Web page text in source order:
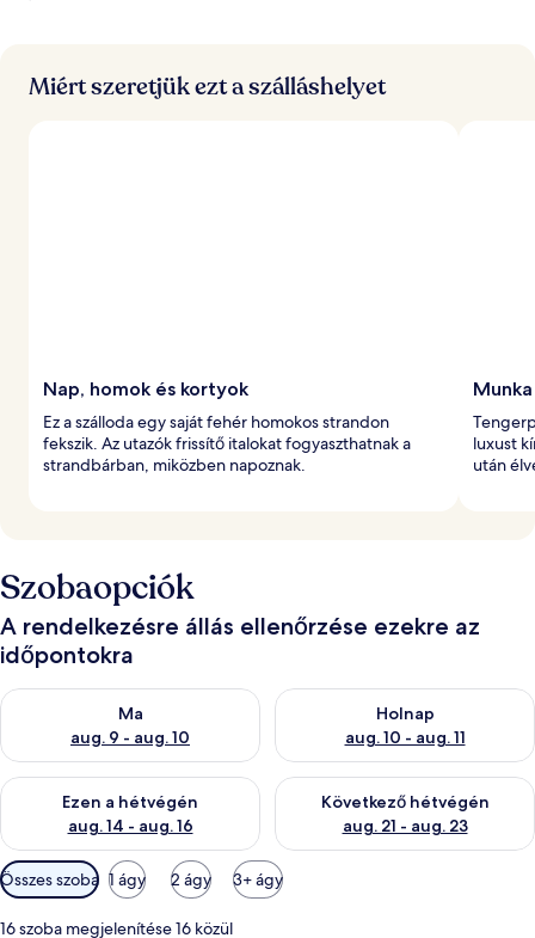
Miért szeretjük ezt a szálláshelyet
Nap, homok és kortyok
Ez a szálloda egy saját fehér homokos strandon
fekszik. Az utazók frissítő italokat fogyaszthatnak a
strandbárban, miközben napoznak.
luxust
után
Szobaopciók
A rendelkezésre állás ellenőrzése ezekre az
időpontokra
Ma
aug. 9 - aug. 10
A ma esti rendelkezésre állás ellenőrzése: aug. 9 - aug. 10
Holnap
aug. 10 - aug. 11
A holnapi rendelkezésre állás
Ezen a hétvégén
aug. 14 - aug. 16
A mostani hétvégi rendelkezésre állás ellenőrzése: aug. 14 -
Következő hétvégén
aug. 21 - aug. 23
A következő hétvégi
Szobákhoz
rendelkezésre
álló
Összes szoba 1 ágy 2 ágy 3+ ágy
16 szoba megjelenítése 16 közül